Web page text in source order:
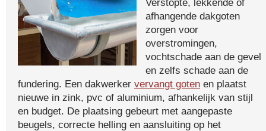
Verstopte, lekkende of
afhangende dakgoten
zorgen voor
overstromingen,
vochtschade aan de gevel
en zelfs schade aan de
fundering. Een dakwerker vervangt goten en plaatst
nieuwe in zink, pvc of aluminium, afhankelijk van stijl
en budget. De plaatsing gebeurt met aangepaste
beugels, correcte helling en aansluiting op het